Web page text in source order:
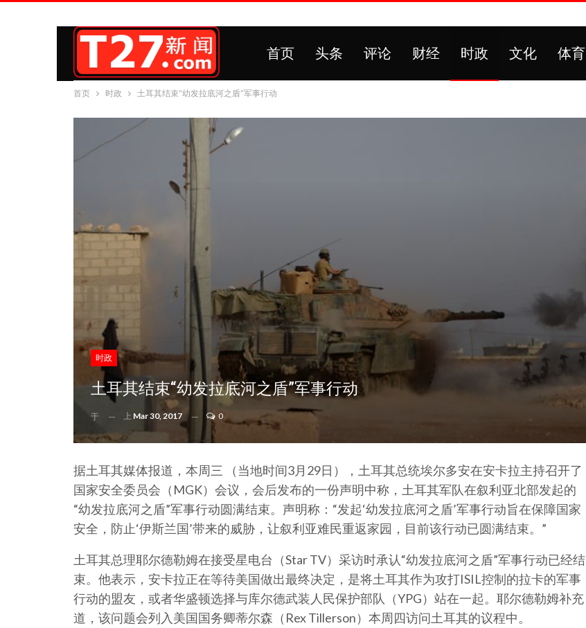
首页 头条 评论 财经 时政 文化 体育
首页 时政 土耳其结束“幼发拉底河之盾”军事行动
时政
土耳其结束“幼发拉底河之盾”军事行动
于 上 Mar 30, 2017 0
据土耳其媒体报道，本周三 （当地时间3月29日），土耳其总统埃尔多安在安卡拉主持召开了
国家安全委员会（MGK）会议，会后发布的一份声明中称，土耳其军队在叙利亚北部发起的
“幼发拉底河之盾”军事行动圆满结束。声明称：“发起‘幼发拉底河之盾’军事行动旨在保障国家
安全，防止‘伊斯兰国’带来的威胁，让叙利亚难民重返家园，目前该行动已圆满结束。”
土耳其总理耶尔德勒姆在接受星电台（Star TV）采访时承认“幼发拉底河之盾”军事行动已经结
束。他表示，安卡拉正在等待美国做出最终决定，是将土耳其作为攻打ISIL控制的拉卡的军事
行动的盟友，或者华盛顿选择与库尔德武装人民保护部队（YPG）站在一起。耶尔德勒姆补充
道，该问题会列入美国国务卿蒂尔森（Rex Tillerson）本周四访问土耳其的议程中。